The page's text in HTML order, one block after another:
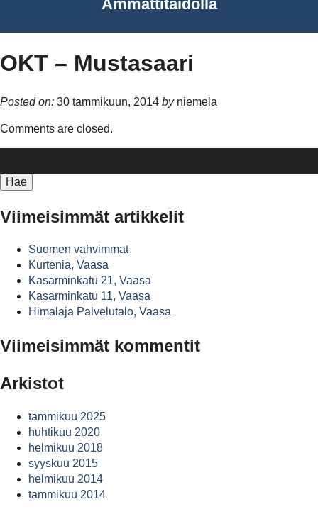
Ammattitaidolla
OKT – Mustasaari
Posted on: 30 tammikuun, 2014 by niemela
Comments are closed.
Viimeisimmät artikkelit
Suomen vahvimmat
Kurtenia, Vaasa
Kasarminkatu 21, Vaasa
Kasarminkatu 11, Vaasa
Himalaja Palvelutalo, Vaasa
Viimeisimmät kommentit
Arkistot
tammikuu 2025
huhtikuu 2020
helmikuu 2018
syyskuu 2015
helmikuu 2014
tammikuu 2014